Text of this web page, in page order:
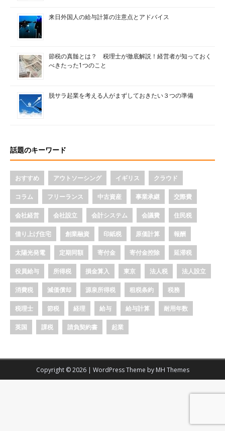
来日外国人の給与計算の注意点とアドバイス
節税の真髄とは？ 税理士が徹底解説！経営者が知っておく
べきたった1つのこと
脱サラ起業を考える人がまずしておきたい３つの準備
話題のキーワード
おすすめ アウトソーシング イギリス クラウド
コラム フリーランス 中古資産 事業承継 交際費
会社経営 会社設立 会計システム 会議費 住民税
借り上げ住宅 創業融資 印紙税 原価計算 報酬
太陽光発電 定期同額 寄付金 寄付金控除 延滞税
役員給与 所得税 損金算入 東京 法人税 法人設立
消費税 減価償却 源泉所得税 租税条約 税務
税理士 節税 経理 給与 給与計算 耐用年数
英国 課税 請負契約書 起業
Copyright © 2026 | WordPress Theme by MH Themes